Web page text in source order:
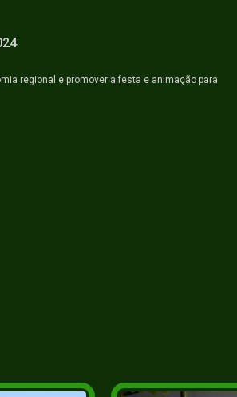
regional e promover a festa e animação para